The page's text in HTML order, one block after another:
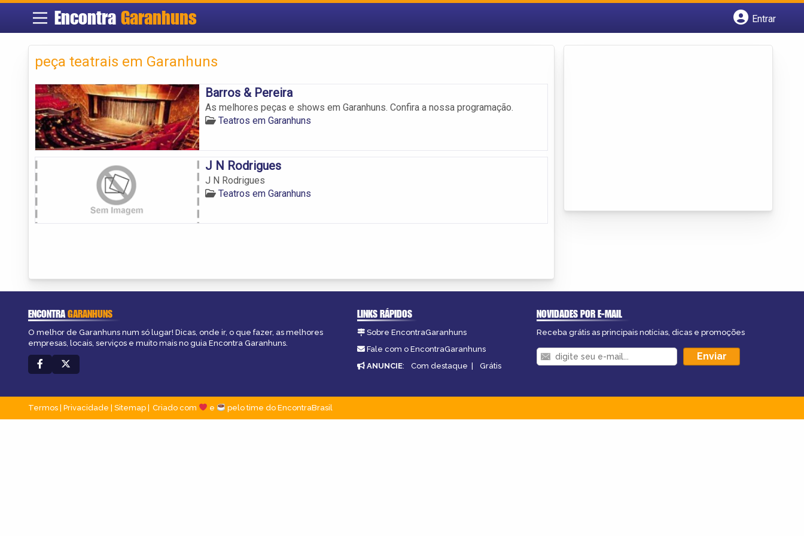
Encontra Garanhuns
Entrar
peça teatrais em Garanhuns
Barros & Pereira
As melhores peças e shows em Garanhuns. Confira a nossa programação.
Teatros em Garanhuns
J N Rodrigues
J N Rodrigues
Teatros em Garanhuns
ENCONTRAGARANHUNS
O melhor de Garanhuns num só lugar! Dicas, onde ir, o que fazer, as melhores
empresas, locais, serviços e muito mais no guia Encontra Garanhuns.
LINKS RÁPIDOS
Sobre EncontraGaranhuns
Fale com o EncontraGaranhuns
ANUNCIE: Com destaque | Grátis
NOVIDADES POR E-MAIL
Receba grátis as principais notícias, dicas e promoções
Termos Privacidade Sitemap Criado com e pelo time do EncontraBrasil